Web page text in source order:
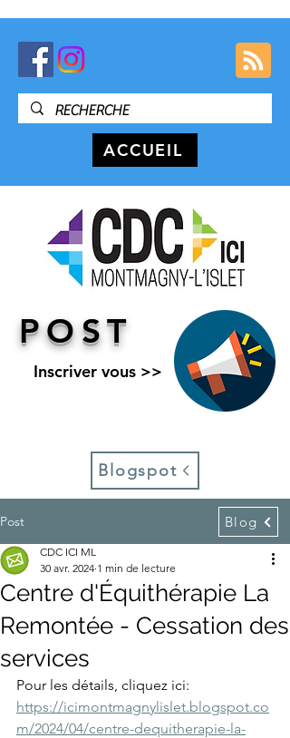
ACCUEIL
POST
Inscriver vous >>
Blogspot
Post
Centre d'Équithérapie La
Remontée - Cessation des
services
CDC ICI ML
30 avr. 2024 1 min de lecture
Pour les détails, cliquez ici:
https://icimontmagnylislet.blogspot.co
m/2024/04/centre-dequitherapie-la-
Blog